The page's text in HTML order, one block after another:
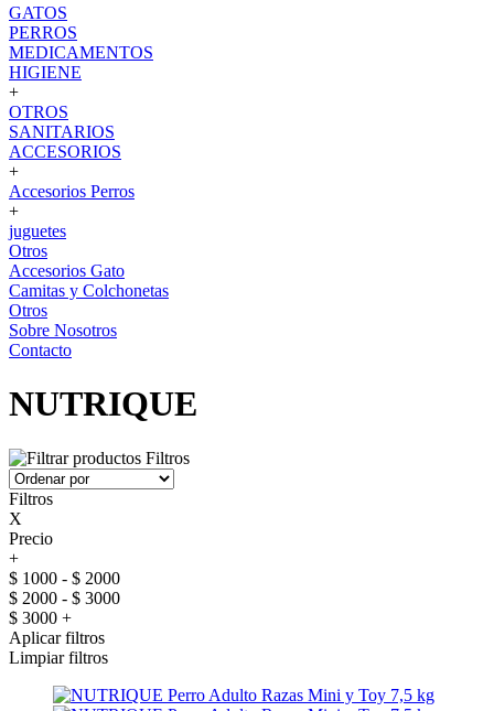
GATOS
PERROS
MEDICAMENTOS
HIGIENE
+
OTROS
SANITARIOS
ACCESORIOS
+
Accesorios Perros
+
juguetes
Otros
Accesorios Gato
Camitas y Colchonetas
Otros
Sobre Nosotros
Contacto
NUTRIQUE
Filtros
Filtros
X
Precio
+
$ 1000 - $ 2000
$ 2000 - $ 3000
$ 3000 +
Aplicar filtros
Limpiar filtros